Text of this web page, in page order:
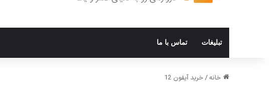
تبلیغات تماس با ما
خانه / خرید آیفون 12